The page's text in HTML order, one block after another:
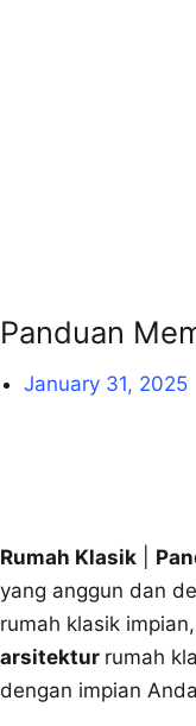
Panduan
January 31, 2025
Rumah Klasik
yang anggun dan
rumah klasik
arsitektur rumah
dengan impian